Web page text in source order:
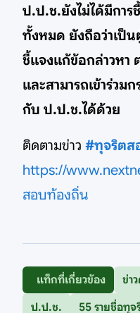
ป.ป.ช.ยังไม่ได้มีกา
ทั้งหมด ยังถือว่าเป็
ชี้แจงแก้ข้อกล่าวหา
และสามารถเข้าร่วม
กับ ป.ป.ช.ได้ด้วย
ติดตามข่าว #ทุจริตส
https://
สอบท้องถิ่น
แท็กที่เกี่ยวข้อง ข่า
ป.ป.ช.
55 รายชื่อทุ